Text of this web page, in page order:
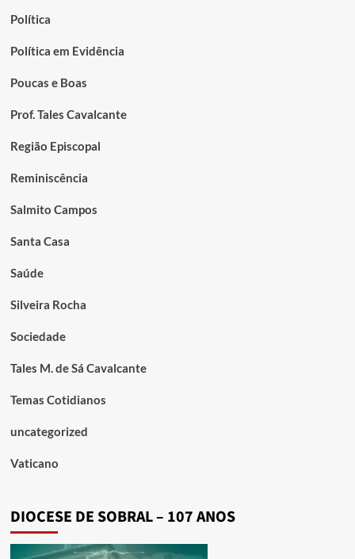
Política
Política em Evidência
Poucas e Boas
Prof. Tales Cavalcante
Região Episcopal
Reminiscência
Salmito Campos
Santa Casa
Saúde
Silveira Rocha
Sociedade
Tales M. de Sá Cavalcante
Temas Cotidianos
uncategorized
Vaticano
DIOCESE DE SOBRAL – 107 ANOS